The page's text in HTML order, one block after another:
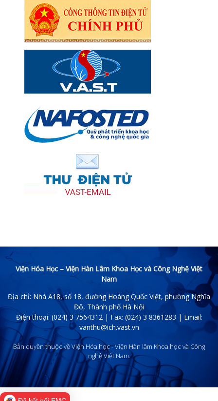
Viện Hóa Học – Viện Hàn Lâm Khoa Học và Công Nghệ Việt
Nam
Địa chỉ: Nhà A18, số 18, đường Hoàng Quốc Việt, phường Nghĩa
Đô, Thành phố Hà Nội
Điện thoại: (024) 3 7564312 | Fax: (024) 3 8361283 | Email:
vanthu@ich.vast.vn
Bản quyền thuộc về Viện Hóa học - Viện Hàn lâm Khoa học và Công
nghệ Việt Nam.